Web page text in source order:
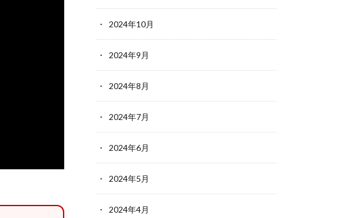
2024年10月
2024年9月
2024年8月
2024年7月
2024年6月
2024年5月
2024年4月